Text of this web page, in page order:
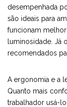
desempenhada
são ideais para
funcionam
luminosidade. Já
recomendados
A ergonomia e a
Quanto mais
trabalhador usá-